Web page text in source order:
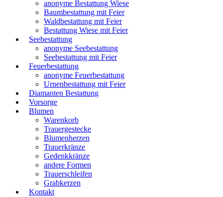
anonyme Bestattung Wiese
Baumbestattung mit Feier
Waldbestattung mit Feier
Bestattung Wiese mit Feier
Seebestattung
anonyme Seebestattung
Seebestattung mit Feier
Feuerbestattung
anonyme Feuerbestattung
Urnenbestattung mit Feier
Diamanten Bestattung
Vorsorge
Blumen
Warenkorb
Trauergestecke
Blumenherzen
Trauerkränze
Gedenkkränze
andere Formen
Trauerschleifen
Grabkerzen
Kontakt